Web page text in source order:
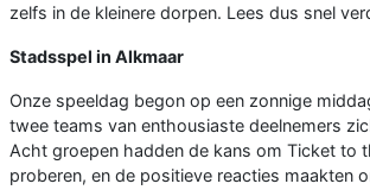
zelfs in de kleinere dorpen. Lees dus snel
Stadsspel in Alkmaar
Onze speeldag begon op een zonnige
twee teams van enthousiaste deelnemers
Acht groepen hadden de kans om Ticket to
proberen, en de positieve reacties maakten